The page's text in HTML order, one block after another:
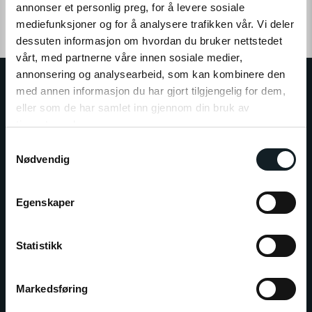
annonser et personlig preg, for å levere sosiale
mediefunksjoner og for å analysere trafikken vår. Vi deler
dessuten informasjon om hvordan du bruker nettstedet
vårt, med partnerne våre innen sosiale medier,
annonsering og analysearbeid, som kan kombinere den
med annen informasjon du har gjort tilgjengelig for dem,
eller som de har samlet inn gjennom din bruk av
tjenestene deres.
Klikk på «OK» for å gi oss ditt samtykke til å bruke
informasjonskapsler (cookies) for alle disse formålene.
Nødvendig
Egenskaper
Statistikk
Markedsføring
BRUKERMANUAL
E-Wheels er Nordens største forhandler av personlige
E­-Wheels Switzerland SA og E-Wheels Europe AB.
utvalg av kvalitetskjøretøy til konkurransedyktige
priser.